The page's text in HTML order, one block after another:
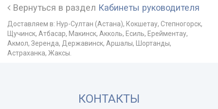
Вернуться в раздел Кабинеты руководителя
Доставляем в: Нур-Султан (Астана), Кокшетау, Степногорск,
Щучинск, Атбасар, Макинск, Акколь, Есиль, Ерейментау,
Акмол, Зеренда, Державинск, Аршалы, Шортанды,
Астраханка, Жаксы.
КОНТАКТЫ